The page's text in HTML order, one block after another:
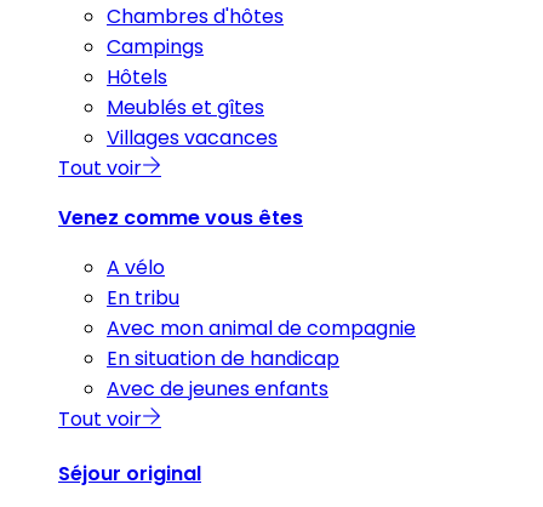
Chambres d'hôtes
Campings
Hôtels
Meublés et gîtes
Villages vacances
Tout voir
Venez comme vous êtes
A vélo
En tribu
Avec mon animal de compagnie
En situation de handicap
Avec de jeunes enfants
Tout voir
Séjour original